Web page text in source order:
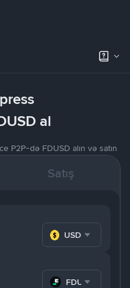
al
P2P-də FDUSD alın və satın
Satış
USD
FDUSD